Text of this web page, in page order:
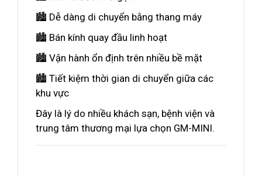
🏙️ Dễ dàng di chuyển bằng thang máy
🏙️ Bán kính quay đầu linh hoạt
🏙️ Vận hành ổn định trên nhiều bề mặt
🏙️ Tiết kiệm thời gian di chuyển giữa các
khu vực
Đây là lý do nhiều khách sạn, bệnh viện và
trung tâm thương mại lựa chọn GM-MINI.